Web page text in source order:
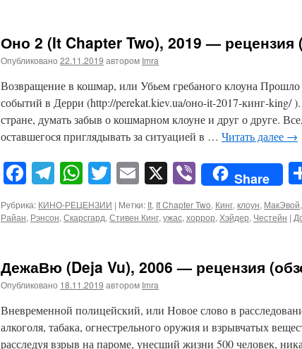
Оно 2 (It Chapter Two), 2019 — рецензия
Опубликовано 22.11.2019 автором Imra
Возвращение в кошмар, или Убьем гребаного клоуна
событий в Дерри (http://perekat.kiev.ua/оно-it-2017-кинг-king/
стране, думать забыв о кошмарном клоуне и друг о друге.
оставшегося приглядывать за ситуацией в … Читать далее →
Facebook
Telegram
WhatsApp
Twitter
Email
X ViberShare
Рубрика: КИНО-РЕЦЕНЗИИ | Метки: It, It Chapter Two, Кинг, клоун, МакЭвой,
Райан, Рэнсон, Скарсгард, Стивен Кинг, ужас, хоррор, Хэйдер, Честейн |
ДежаВю (Deja Vu), 2006 — рецензия
Опубликовано 18.11.2019 автором Imra
Вневременной полицейский, или Новое слово в
алкоголя, табака, огнестрельного оружия и взрывчатых
расследуя взрыв на пароме, унесший жизни 500 человек,